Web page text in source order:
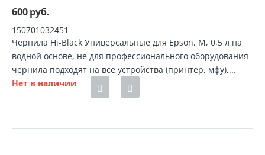
600руб.
150701032451
Чернила Hi-Black Универсальные для Epson, M, 0,5 л на
водной основе, не для профессионального оборудования
чернила подходят на все устройства (принтер, мфу),...
Нет в наличии